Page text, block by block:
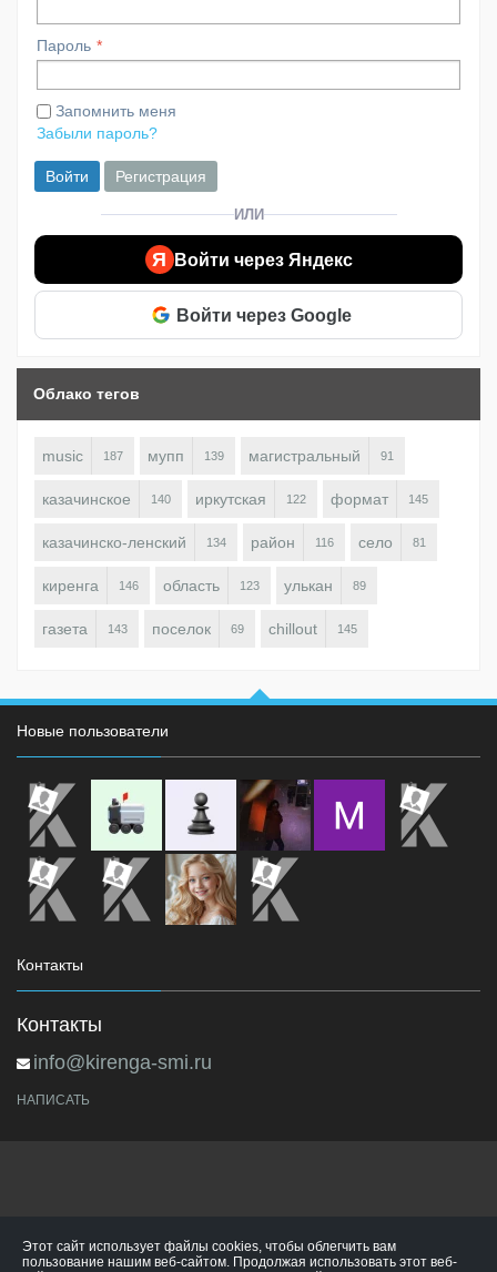
Пароль
Запомнить меня
Забыли пароль?
Войти Регистрация
ИЛИ
Я Войти через Яндекс
Войти через Google
Облако тегов
music 187 мупп 139 магистральный 91
казачинское 140 иркутская 122 формат 145
казачинско-ленский 134 район 116 село 81
киренга 146 область 123 улькан 89
газета 143 поселок 69 chillout 145
Новые пользователи
Контакты
Контакты
info@kirenga-smi.ru
НАПИСАТЬ
Этот сайт использует файлы cookies, чтобы облегчить вам
пользование нашим веб-сайтом. Продолжая использовать этот веб-